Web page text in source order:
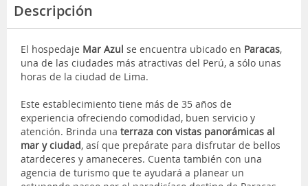
Descripción
El hospedaje Mar Azul se encuentra ubicado en Paracas,
una de las ciudades más atractivas del Perú, a sólo unas
horas de la ciudad de Lima.
Este establecimiento tiene más de 35 años de
experiencia ofreciendo comodidad, buen servicio y
atención. Brinda una terraza con vistas panorámicas al
mar y ciudad, así que prepárate para disfrutar de bellos
atardeceres y amaneceres. Cuenta también con una
agencia de turismo que te ayudará a planear un